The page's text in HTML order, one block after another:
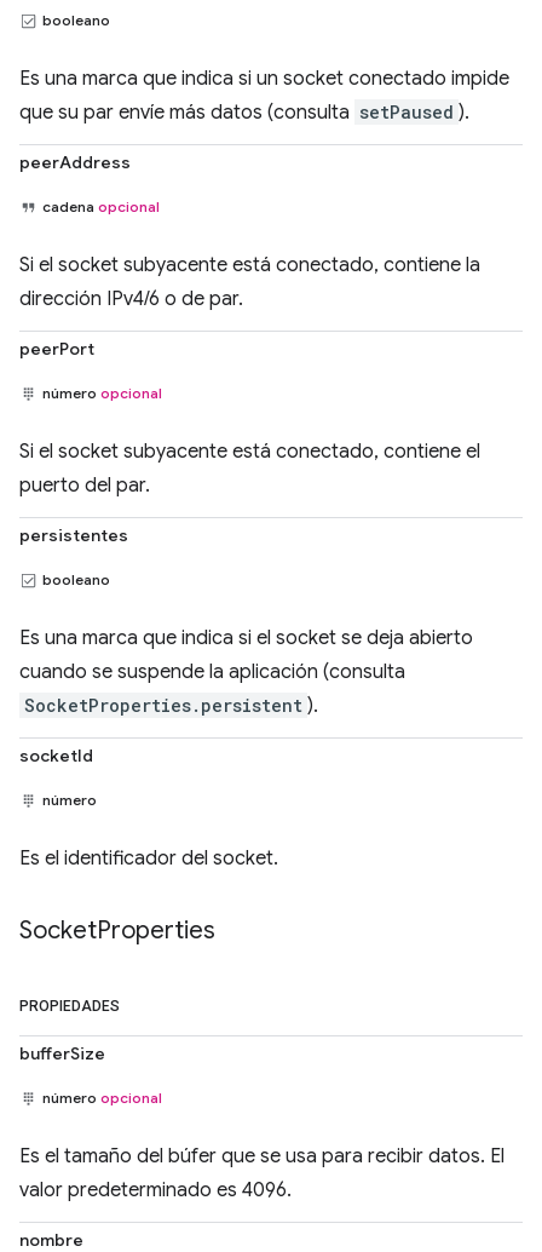
booleano
Es una marca que indica si un socket conectado impide
que su par envíe más datos (consulta setPaused ).
peerAddress
cadena opcional
Si el socket subyacente está conectado, contiene la
dirección IPv4/6 o de par.
peerPort
número opcional
Si el socket subyacente está conectado, contiene el
puerto del par.
persistentes
booleano
Es una marca que indica si el socket se deja abierto
cuando se suspende la aplicación (consulta
SocketProperties.persistent ).
socketId
número
Es el identificador del socket.
SocketProperties
PROPIEDADES
bufferSize
número opcional
Es el tamaño del búfer que se usa para recibir datos. El
valor predeterminado es 4096.
nombre